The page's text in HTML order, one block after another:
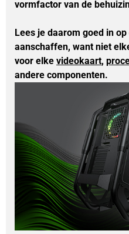
vormfactor van de
Lees je daarom goed in
aanschaffen, want niet
voor elke videokaart,
andere componenten.